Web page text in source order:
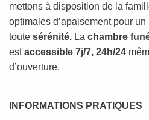
mettons à disposition de la
optimales d’apaisement pour
toute sérénité. La chambre
estaccessible 7j/7, 24h/24
d’ouverture.
INFORMATIONS PRATIQUES